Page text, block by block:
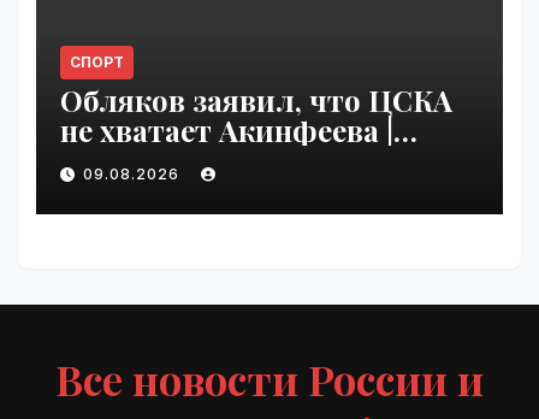
СПОРТ
Обляков заявил, что ЦСКА
не хватает Акинфеева |
VseTime.ru
09.08.2026
Все новости России и